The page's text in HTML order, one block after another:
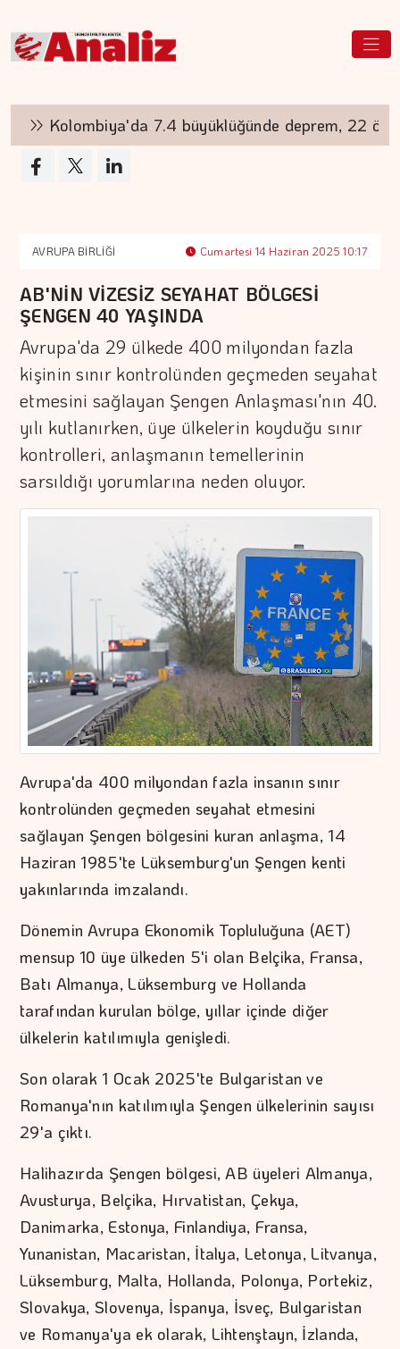
Kolombiya'da 7.4 büyüklüğünde deprem, 22 ölü
AVRUPA BİRLİĞİ Cumartesi 14 Haziran 2025 10:17
AB'NİN VİZESİZ SEYAHAT BÖLGESİ
ŞENGEN 40 YAŞINDA
Avrupa'da 29 ülkede 400 milyondan fazla
kişinin sınır kontrolünden geçmeden seyahat
etmesini sağlayan Şengen Anlaşması'nın 40.
yılı kutlanırken, üye ülkelerin koyduğu sınır
kontrolleri, anlaşmanın temellerinin
sarsıldığı yorumlarına neden oluyor.
Avrupa'da 400 milyondan fazla insanın sınır
kontrolünden geçmeden seyahat etmesini
sağlayan Şengen bölgesini kuran anlaşma, 14
Haziran 1985'te Lüksemburg'un Şengen kenti
yakınlarında imzalandı.
Dönemin Avrupa Ekonomik Topluluğuna (AET)
mensup 10 üye ülkeden 5'i olan Belçika, Fransa,
Batı Almanya, Lüksemburg ve Hollanda
tarafından kurulan bölge, yıllar içinde diğer
ülkelerin katılımıyla genişledi.
Son olarak 1 Ocak 2025'te Bulgaristan ve
Romanya'nın katılımıyla Şengen ülkelerinin sayısı
29'a çıktı.
Halihazırda Şengen bölgesi, AB üyeleri Almanya,
Avusturya, Belçika, Hırvatistan, Çekya,
Danimarka, Estonya, Finlandiya, Fransa,
Yunanistan, Macaristan, İtalya, Letonya, Litvanya,
Lüksemburg, Malta, Hollanda, Polonya, Portekiz,
Slovakya, Slovenya, İspanya, İsveç, Bulgaristan
ve Romanya'ya ek olarak, Lihtenştayn, İzlanda,